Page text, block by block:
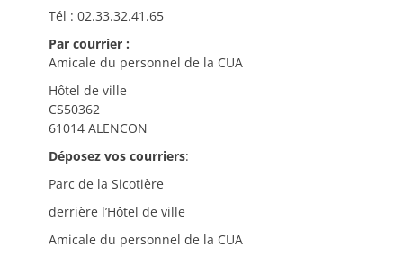
Tél : 02.33.32.41.65
Par courrier :
Amicale du personnel de la CUA
Hôtel de ville
CS50362
61014 ALENCON
Déposez vos courriers:
Parc de la Sicotière
derrière l’Hôtel de ville
Amicale du personnel de la CUA